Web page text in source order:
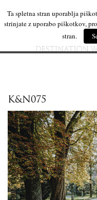
K&N075
Ta spletna stran uporablja
strinjate z uporabo piškotkov,
stran.